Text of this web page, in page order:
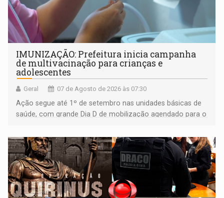
IMUNIZAÇÃO: Prefeitura inicia campanha
de multivacinação para crianças e
adolescentes
Geral 07 de Agosto de 2026 às 07:30
Ação segue até 1º de setembro nas unidades básicas de
saúde, com grande Dia D de mobilização agendado para o